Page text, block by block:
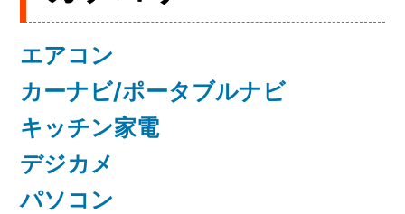
エアコン
カーナビ/ポータブルナビ
キッチン家電
デジカメ
パソコン